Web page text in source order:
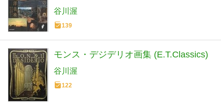
谷川渥
139
モンス・デジデリオ画集 (E.T.Classics)
谷川渥
122